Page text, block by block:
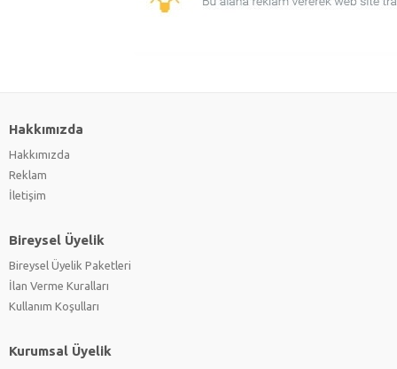
Hakkımızda
Hakkımızda
Reklam
İletişim
Bireysel Üyelik
Bireysel Üyelik Paketleri
İlan Verme Kuralları
Kullanım Koşulları
Kurumsal Üyelik